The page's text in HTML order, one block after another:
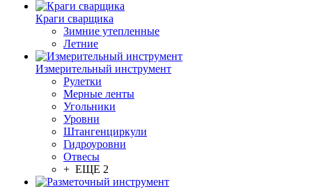
Краги сварщика
Зимние утепленные
Летние
Измерительный инструмент
Рулетки
Мерные ленты
Угольники
Уровни
Штангенциркули
Гидроуровни
Отвесы
+ ЕЩЕ 2